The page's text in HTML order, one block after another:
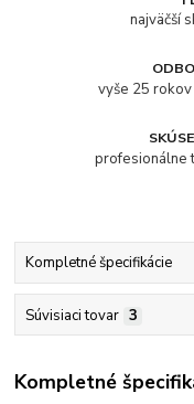
najväčší
vyše 25
profesionálne
Kompletné špecifikácie
Súvisiaci tovar 3
Kompletné